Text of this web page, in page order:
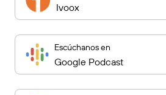
Ivoox
Escúchanos en
Google Podcast